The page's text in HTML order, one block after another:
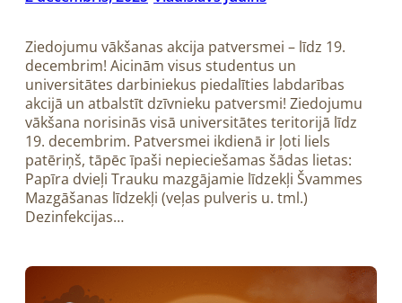
Ziedojumu vākšanas akcija patversmei – līdz 19.
decembrim! Aicinām visus studentus un
universitātes darbiniekus piedalīties labdarības
akcijā un atbalstīt dzīvnieku patversmi! Ziedojumu
vākšana norisinās visā universitātes teritorijā līdz
19. decembrim. Patversmei ikdienā ir ļoti liels
patēriņš, tāpēc īpaši nepieciešamas šādas lietas:
Papīra dvieļi Trauku mazgājamie līdzekļi Švammes
Mazgāšanas līdzekļi (veļas pulveris u. tml.)
Dezinfekcijas…